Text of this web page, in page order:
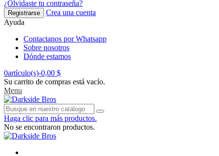
¿Olvidaste tu contraseña?
Registrarse
Crea una cuenta
Ayuda
Contactanos por Whatsapp
Sobre nosotros
Dónde estamos
0artículo(s)-0,00 $
Su carrito de compras está vacío.
Menu
Haga clic para más productos.
No se encontraron productos.